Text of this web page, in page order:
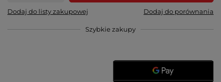
Dodaj do listy zakupowej Dodaj do porównania
Szybkie zakupy